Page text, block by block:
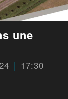
une
17:30